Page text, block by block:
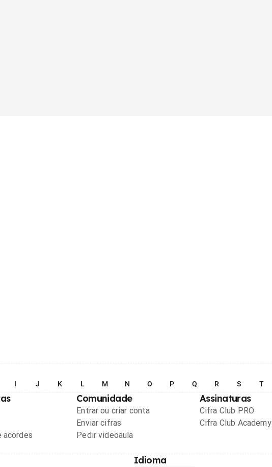
I J K L M N O P Q R S T
acordes
Comunidade
Entrar ou criar conta
Enviar cifras
Pedir videoaula
Assinaturas
Cifra Club PRO
Cifra Club Academy
Idioma